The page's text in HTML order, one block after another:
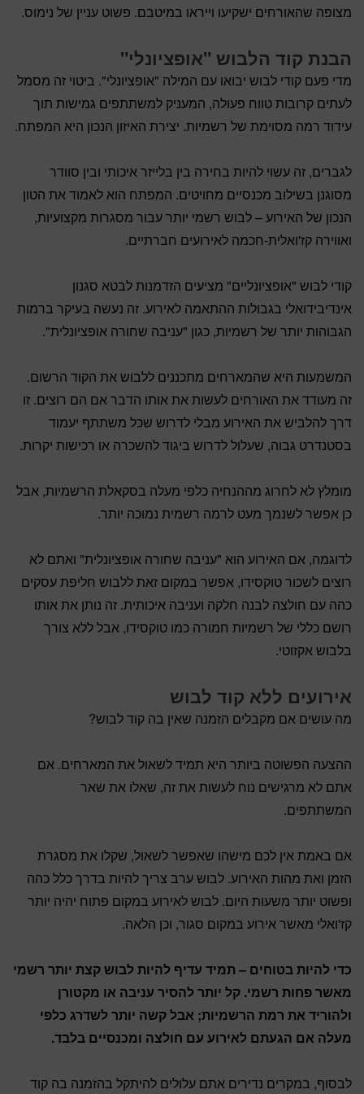
מצופה שהאורחים ישקיעו וייראו במיטבם. פשוט עניין של נימוס.
הבנת קוד הלבוש "אופציונלי"
מדי פעם קודי לבוש יבואו עם המילה "אופציונלי". ביטוי זה מסמל
לעתים קרובות טווח פעולה, המעניק למשתתפים גמישות תוך
עידוד רמה מסוימת של רשמיות. יצירת האיזון הנכון היא המפתח.
לגברים, זה עשוי להיות בחירה בין בלייזר איכותי ובין סוודר
מסוגנן בשילוב מכנסיים מחויטים. המפתח הוא לאמוד את הטון
הנכון של האירוע – לבוש רשמי יותר עבור מסגרות מקצועיות,
ואווירה קז'ואלית-חכמה לאירועים חברתיים.
קודי לבוש "אופציונליים" מציעים הזדמנות לבטא סגנון
אינדיבידואלי בגבולות ההתאמה לאירוע. זה נעשה בעיקר ברמות
הגבוהות יותר של רשמיות, כגון "עניבה שחורה אופציונלית".
המשמעות היא שהמארחים מתכננים ללבוש את הקוד הרשום.
זה מעודד את האורחים לעשות את אותו הדבר אם הם רוצים. זו
דרך להלביש את האירוע מבלי לדרוש שכל משתתף יעמוד
בסטנדרט גבוה, שעלול לדרוש ביגוד להשכרה או רכישות יקרות.
מומלץ לא לחרוג מההנחיה כלפי מעלה בסקאלת הרשמיות, אבל
כן אפשר לשנמך מעט לרמה רשמית נמוכה יותר.
לדוגמה, אם האירוע הוא "עניבה שחורה אופציונלית" ואתם לא
רוצים לשכור טוקסידו, אפשר במקום זאת ללבוש חליפת עסקים
כהה עם חולצה לבנה חלקה ועניבה איכותית. זה נותן את אותו
רושם כללי של רשמיות חמורה כמו טוקסידו, אבל ללא צורך
בלבוש אקזוטי.
אירועים ללא קוד לבוש
מה עושים אם מקבלים הזמנה שאין בה קוד לבוש?
ההצעה הפשוטה ביותר היא תמיד לשאול את המארחים. אם
אתם לא מרגישים נוח לעשות את זה, שאלו את שאר
המשתתפים.
אם באמת אין לכם מישהו שאפשר לשאול, שקלו את מסגרת
הזמן ואת מהות האירוע. לבוש ערב צריך להיות בדרך כלל כהה
ופשוט יותר משעות היום. לבוש לאירוע במקום פתוח יהיה יותר
קז'ואלי מאשר אירוע במקום סגור, וכן הלאה.
כדי להיות בטוחים – תמיד עדיף להיות לבוש קצת יותר רשמי
מאשר פחות רשמי. קל יותר להסיר עניבה או מקטורן
ולהוריד את רמת הרשמיות; אבל קשה יותר לשדרג כלפי
מעלה אם הגעתם לאירוע עם חולצה ומכנסיים בלבד.
לבסוף, במקרים נדירים אתם עלולים להיתקל בהזמנה בה קוד